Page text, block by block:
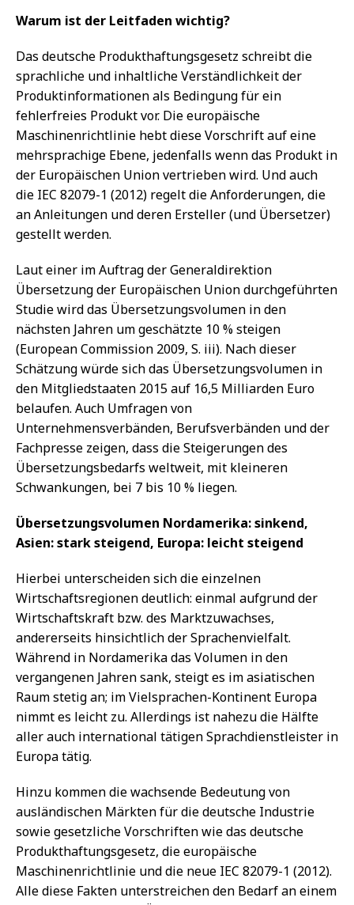
Warum ist der Leitfaden wichtig?
Das deutsche Produkthaftungsgesetz schreibt die
sprachliche und inhaltliche Verständlichkeit der
Produktinformationen als Bedingung für ein
fehlerfreies Produkt vor. Die europäische
Maschinenrichtlinie hebt diese Vorschrift auf eine
mehrsprachige Ebene, jedenfalls wenn das Produkt in
der Europäischen Union vertrieben wird. Und auch
die IEC 82079-1 (2012) regelt die Anforderungen, die
an Anleitungen und deren Ersteller (und Übersetzer)
gestellt werden.
Laut einer im Auftrag der Generaldirektion
Übersetzung der Europäischen Union durchgeführten
Studie wird das Übersetzungsvolumen in den
nächsten Jahren um geschätzte 10 % steigen
(European Commission 2009, S. iii). Nach dieser
Schätzung würde sich das Übersetzungsvolumen in
den Mitgliedstaaten 2015 auf 16,5 Milliarden Euro
belaufen. Auch Umfragen von
Unternehmensverbänden, Berufsverbänden und der
Fachpresse zeigen, dass die Steigerungen des
Übersetzungsbedarfs weltweit, mit kleineren
Schwankungen, bei 7 bis 10 % liegen.
Übersetzungsvolumen Nordamerika: sinkend,
Asien: stark steigend, Europa: leicht steigend
Hierbei unterscheiden sich die einzelnen
Wirtschaftsregionen deutlich: einmal aufgrund der
Wirtschaftskraft bzw. des Marktzuwachses,
andererseits hinsichtlich der Sprachenvielfalt.
Während in Nordamerika das Volumen in den
vergangenen Jahren sank, steigt es im asiatischen
Raum stetig an; im Vielsprachen-Kontinent Europa
nimmt es leicht zu. Allerdings ist nahezu die Hälfte
aller auch international tätigen Sprachdienstleister in
Europa tätig.
Hinzu kommen die wachsende Bedeutung von
ausländischen Märkten für die deutsche Industrie
sowie gesetzliche Vorschriften wie das deutsche
Produkthaftungsgesetz, die europäische
Maschinenrichtlinie und die neue IEC 82079-1 (2012).
Alle diese Fakten unterstreichen den Bedarf an einem